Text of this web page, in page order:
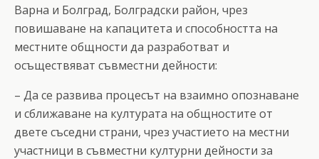
Варна и Болград, Болградски район, чрез
повишаване на капацитета и способността на
местните общности да разработват и
осъществяват съвместни дейности:
– Да се развива процесът на взаимно опознаване
и сближаване на културата на общностите от
двете съседни страни, чрез участието на местни
участници в съвместни културни дейности за